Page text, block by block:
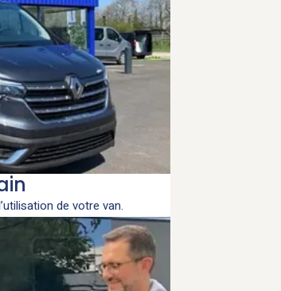
de votre van.